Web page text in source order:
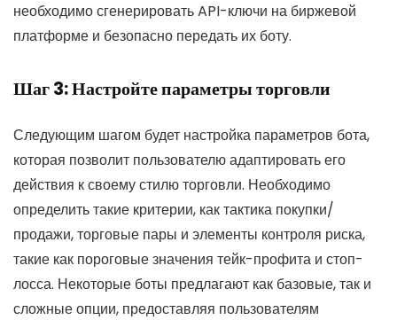
необходимо сгенерировать API-ключи на биржевой
платформе и безопасно передать их боту.
Шаг 3: Настройте параметры торговли
Следующим шагом будет настройка параметров бота,
которая позволит пользователю адаптировать его
действия к своему стилю торговли. Необходимо
определить такие критерии, как тактика покупки/
продажи, торговые пары и элементы контроля риска,
такие как пороговые значения тейк-профита и стоп-
лосса. Некоторые боты предлагают как базовые, так и
сложные опции, предоставляя пользователям